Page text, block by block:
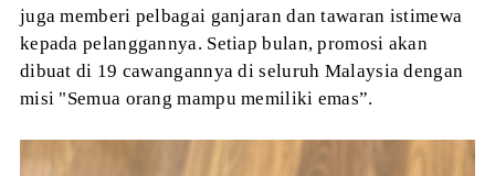
jugamemberi pelbagai ganjaran dan tawaran istimewa
kepada pelanggannya. Setiap bulan, promosi akan
dibuat di 19 cawangannya di seluruh Malaysia dengan
misi "Semua orang mampu memiliki emas”.